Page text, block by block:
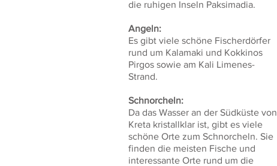
die ruhigen Inseln Paksimadia.
Angeln:
Es gibt viele schöne Fischerdörfer
rund um Kalamaki und Kokkinos
Pirgos sowie am Kali Limenes-
Strand.
Schnorcheln:
Da das Wasser an der Südküste von
Kreta kristallklar ist, gibt es viele
schöne Orte zum Schnorcheln. Sie
finden die meisten Fische und
interessante Orte rund um die